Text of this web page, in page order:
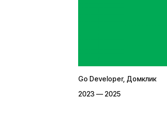
Go Developer, Домклик
2023 — 2025